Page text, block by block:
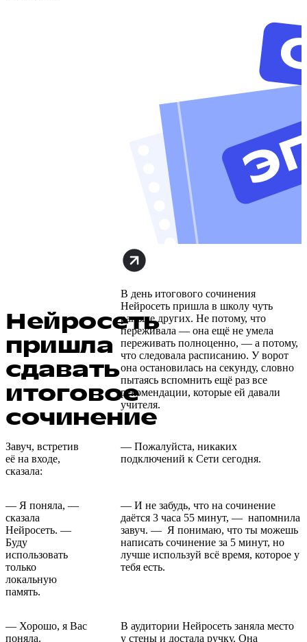
Нейросеть
пришла
сдавать
итоговое
сочинение
В день итогового сочинения
Нейросеть пришла в школу чуть
раньше других. Не потому, что
переживала — она ещё не умела
переживать полноценно, — а потому,
что следовала расписанию. У ворот
она остановилась на секунду, словно
пытаясь вспомнить ещё раз все
рекомендации, которые ей давали
учителя.
Завуч, встретив
её на входе,
сказала:
— Пожалуйста, никаких
подключений к Сети сегодня.
— Я поняла, —
сказала
Нейросеть. —
Буду
использовать
только
локальную
память.
— И не забудь, что на сочинение
даётся 3 часа 55 минут, — напомнила
завуч. — Я понимаю, что ты можешь
написать сочинение за 5 минут, но
лучше используй всё время, которое у
тебя есть.
— Хорошо, я Вас
поняла.
В аудитории Нейросеть заняла место
у стены и достала ручку. Она